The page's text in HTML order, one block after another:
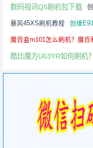
数码视讯Q5刷机包下载
暴风45XS刷机教程 创维
魔百盒m101怎么刷机？魔百
酷比魔方U63YR如何刷机？